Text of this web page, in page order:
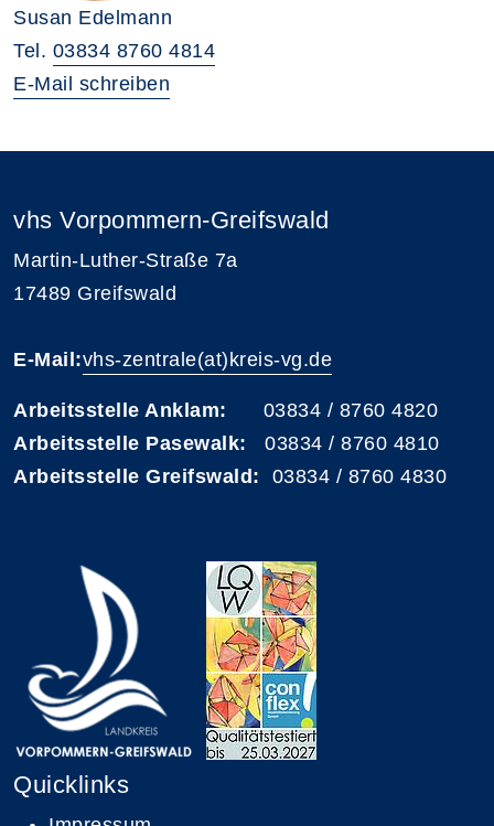
Susan Edelmann
Tel. 03834 8760 4814
E-Mail schreiben
vhs Vorpommern-Greifswald
Martin-Luther-Straße 7a
17489 Greifswald
E-Mail:vhs-zentrale(at)kreis-vg.de
Arbeitsstelle Anklam: 03834 / 8760 4820
Arbeitsstelle Pasewalk: 03834 / 8760 4810
Arbeitsstelle Greifswald: 03834 / 8760 4830
Quicklinks